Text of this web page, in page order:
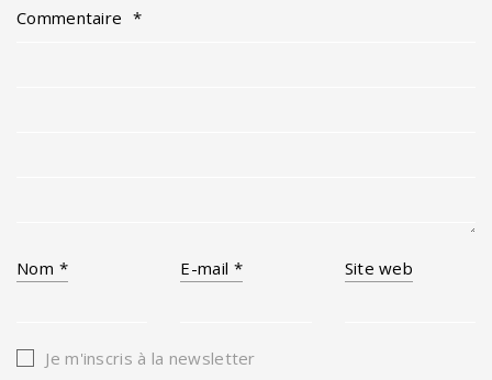
Commentaire *
Nom * E-mail * Site web
Je m'inscris à la newsletter